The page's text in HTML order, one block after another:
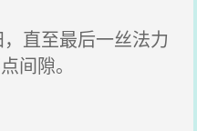
直至最后一丝法力
间隙。